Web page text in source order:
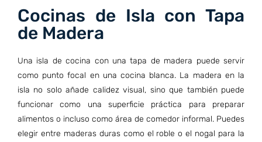
Cocinas de Isla con Tapa
de Madera
Una isla de cocina con una tapa de madera puede servir
como punto focal en una cocina blanca. La madera en la
isla no solo añade calidez visual, sino que también puede
funcionar como una superficie práctica para preparar
alimentos o incluso como área de comedor informal. Puedes
elegir entre maderas duras como el roble o el nogal para la